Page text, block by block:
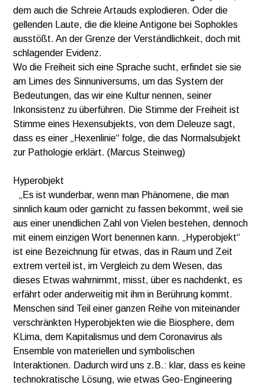
dem auch die Schreie Artauds explodieren. Oder die
gellenden Laute, die die kleine Antigone bei Sophokles
ausstößt. An der Grenze der Verständlichkeit, doch mit
schlagender Evidenz.
Wo die Freiheit sich eine Sprache sucht, erfindet sie sie
am Limes des Sinnuniversums, um das System der
Bedeutungen, das wir eine Kultur nennen, seiner
Inkonsistenz zu überführen. Die Stimme der Freiheit ist
Stimme eines Hexensubjekts, von dem Deleuze sagt,
dass es einer „Hexenlinie“ folge, die das Normalsubjekt
zur Pathologie erklärt. (Marcus Steinweg)
Hyperobjekt
„Es ist wunderbar, wenn man Phänomene, die man
sinnlich kaum oder garnicht zu fassen bekommt, weil sie
aus einer unendlichen Zahl von Vielen bestehen, dennoch
mit einem einzigen Wort benennen kann. „Hyperobjekt“
ist eine Bezeichnung für etwas, das in Raum und Zeit
extrem verteil ist, im Vergleich zu dem Wesen, das
dieses Etwas wahrnimmt, misst, über es nachdenkt, es
erfährt oder anderweitig mit ihm in Berührung kommt.
Menschen sind Teil einer ganzen Reihe von miteinander
verschränkten Hyperobjekten wie die Biosphere, dem
KLima, dem Kapitalismus und dem Coronavirus als
Ensemble von materiellen und symbolischen
Interaktionen. Dadurch wird uns z.B.: klar, dass es keine
technokratische Lösung, wie etwas Geo-Engineering